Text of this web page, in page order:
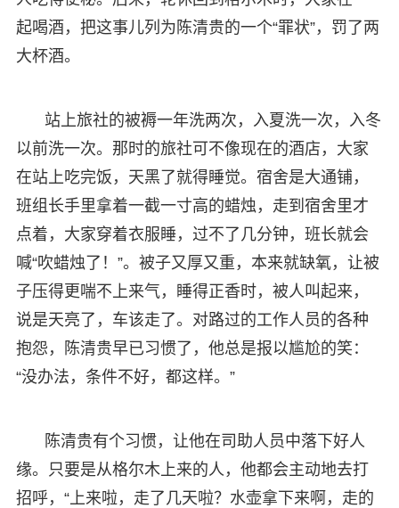
起喝酒，把这事儿列为陈清贵的一个“罪状”，罚了两
大杯酒。
站上旅社的被褥一年洗两次，入夏洗一次，入冬
以前洗一次。那时的旅社可不像现在的酒店，大家
在站上吃完饭，天黑了就得睡觉。宿舍是大通铺，
班组长手里拿着一截一寸高的蜡烛，走到宿舍里才
点着，大家穿着衣服睡，过不了几分钟，班长就会
喊“吹蜡烛了！”。被子又厚又重，本来就缺氧，让被
子压得更喘不上来气，睡得正香时，被人叫起来，
说是天亮了，车该走了。对路过的工作人员的各种
抱怨，陈清贵早已习惯了，他总是报以尴尬的笑：
“没办法，条件不好，都这样。”
陈清贵有个习惯，让他在司助人员中落下好人
缘。只要是从格尔木上来的人，他都会主动地去打
招呼，“上来啦，走了几天啦？水壶拿下来啊，走的